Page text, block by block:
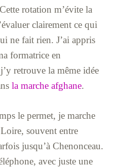
rotation m’évite la
clairement ce qui
ne fait rien. J’ai appris
formatrice en
retrouve la même idée
la marche afghane.
le permet, je marche
souvent entre
jusqu’à Chenonceau.
avec juste une